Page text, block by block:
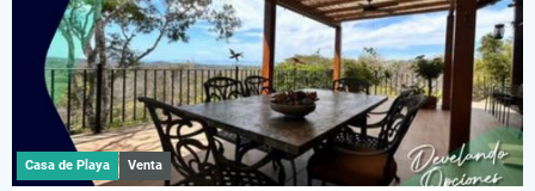
Casa de Playa Venta